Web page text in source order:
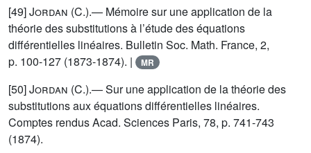
[49]Jordan (C.).— Mémoire sur une application de la
théorie des substitutions à l’étude des équations
différentielles linéaires. Bulletin Soc. Math. France, 2,
p. 100-127 (1873-1874). |
MR
[50]Jordan (C.).— Sur une application de la théorie des
substitutions aux équations différentielles linéaires.
Comptes rendus Acad. Sciences Paris, 78, p. 741-743
(1874).